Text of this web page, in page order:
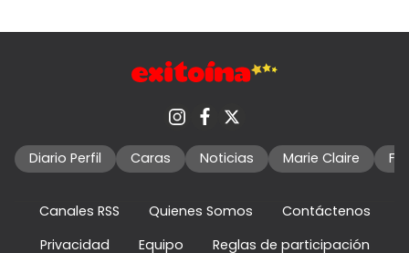
Diario Perfil Caras Noticias Marie Claire
Canales RSS Quienes Somos
Contáctenos
Privacidad
Equipo Reglas de participación